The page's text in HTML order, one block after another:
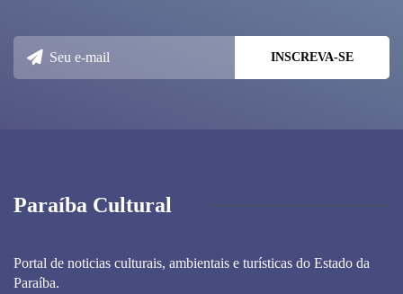
Paraíba Cultural
Portal de noticias culturais, ambientais e turísticas do Estado da
Paraíba.